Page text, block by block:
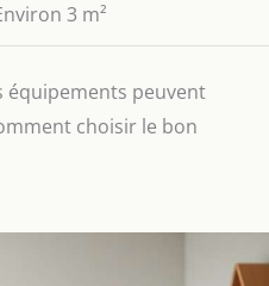
3 m²
équipements peuvent
choisir le bon